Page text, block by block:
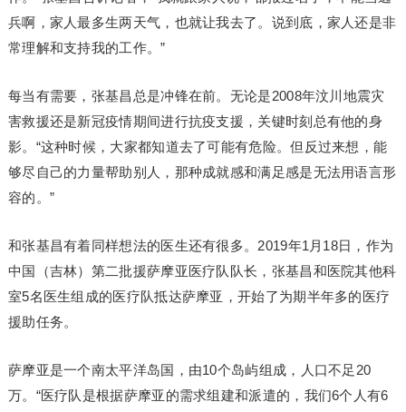
兵啊，家人最多生两天气，也就让我去了。说到底，家人还是非
常理解和支持我的工作。”
每当有需要，张基昌总是冲锋在前。无论是2008年汶川地震灾
害救援还是新冠疫情期间进行抗疫支援，关键时刻总有他的身
影。“这种时候，大家都知道去了可能有危险。但反过来想，能
够尽自己的力量帮助别人，那种成就感和满足感是无法用语言形
容的。”
和张基昌有着同样想法的医生还有很多。2019年1月18日，作为
中国（吉林）第二批援萨摩亚医疗队队长，张基昌和医院其他科
室5名医生组成的医疗队抵达萨摩亚，开始了为期半年多的医疗
援助任务。
萨摩亚是一个南太平洋岛国，由10个岛屿组成，人口不足20
万。“医疗队是根据萨摩亚的需求组建和派遣的，我们6个人有6